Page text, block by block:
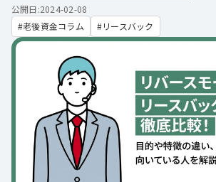
公開日:2024-02-08
老後資金コラム
リースバック